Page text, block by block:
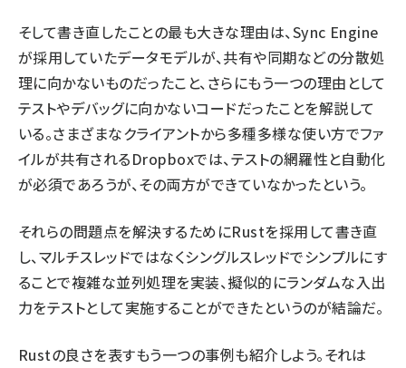
そして書き直したことの最も大きな理由は、Sync Engine
が採用していたデータモデルが、共有や同期などの分散処
理に向かないものだったこと、さらにもう一つの理由として
テストやデバッグに向かないコードだったことを解説して
いる。さまざまなクライアントから多種多様な使い方でファ
イルが共有されるDropboxでは、テストの網羅性と自動化
が必須であろうが、その両方ができていなかったという。
それらの問題点を解決するためにRustを採用して書き直
し、マルチスレッドではなくシングルスレッドでシンプルにす
ることで複雑な並列処理を実装、擬似的にランダムな入出
力をテストとして実施することができたというのが結論だ。
Rustの良さを表すもう一つの事例も紹介しよう。それは